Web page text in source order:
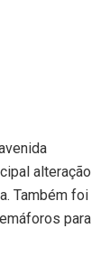
alteração
Também foi
para